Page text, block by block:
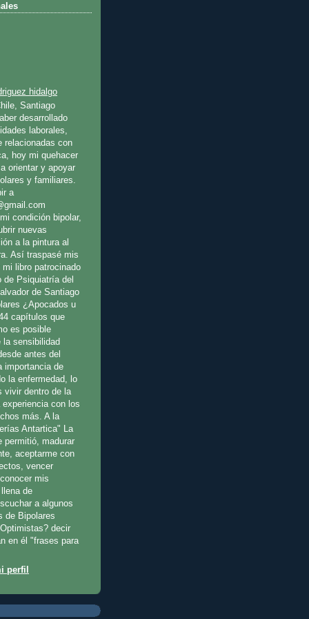
hidalgo
Santiago
desarrollado
laborales,
relacionadas con
hoy mi quehacer
orientar y apoyar
y familiares.
a
condición bipolar,
nuevas
a la pintura al
Así traspasé mis
mi libro patrocinado
de Psiquiatría del
de Santiago
¿Apocados u
capítulos que
es posible
la sensibilidad
antes del
importancia de
la enfermedad, lo
vivir dentro de la
experiencia con los
más. A la
Antartica" La
permitió, madurar
aceptarme con
vencer
mis
de
a algunos
de Bipolares
decir
en él "frases para
perfil